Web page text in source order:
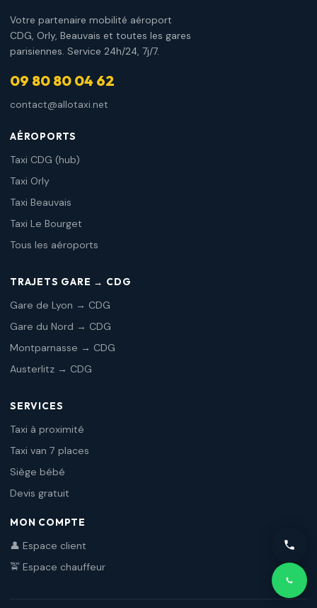
Votre partenaire mobilité aéroport
CDG, Orly, Beauvais et toutes les gares
parisiennes. Service 24h/24, 7j/7.
09 80 80 04 62
contact@allotaxi.net
AÉROPORTS
Taxi CDG (hub)
Taxi Orly
Taxi Beauvais
Taxi Le Bourget
Tous les aéroports
TRAJETS GARE → CDG
Gare de Lyon → CDG
Gare du Nord → CDG
Montparnasse → CDG
Austerlitz → CDG
SERVICES
Taxi à proximité
Taxi van 7 places
Siège bébé
Devis gratuit
MON COMPTE
👤 Espace client
🚖 Espace chauffeur